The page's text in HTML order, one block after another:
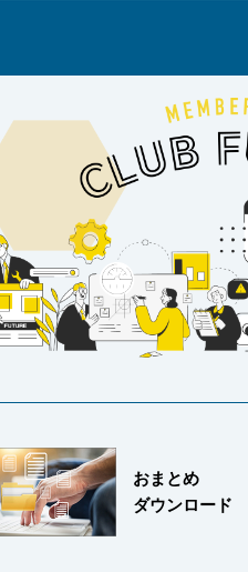
English
おまとめ
ダウンロード